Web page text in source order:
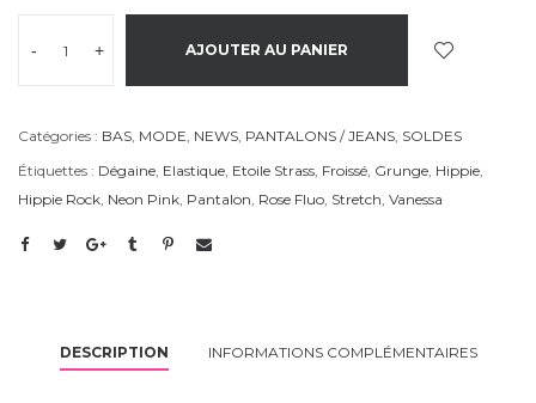
- + AJOUTER AU PANIER
Catégories : BAS, MODE, NEWS, PANTALONS / JEANS, SOLDES
Étiquettes : Dégaine, Elastique, Etoile Strass, Froissé, Grunge, Hippie,
Hippie Rock, Neon Pink, Pantalon, Rose Fluo, Stretch, Vanessa
DESCRIPTION INFORMATIONS COMPLÉMENTAIRES